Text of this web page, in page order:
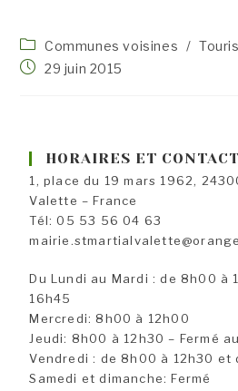
Post
category:
Communes voisines /
Publication
29 juin 2015
HORAIRES ET CONTACT
1, place du 19 mars 1962,
Valette – France
Tél: 05 53 56 04 63
Du Lundi au Mardi : de 8h00 à
16h45
Mercredi: 8h00 à 12h00
Jeudi: 8h00 à 12h30 – Fermé
Vendredi : de 8h00 à 12h30 et
Samedi et dimanche: Fermé